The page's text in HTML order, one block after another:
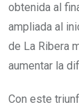
obtenida al
ampliada al
de La Ribera
aumentar la
Con este